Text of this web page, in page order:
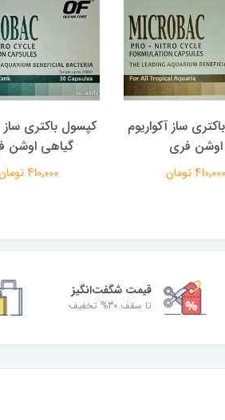
ساز آکواریوم
اوشن فری
410,000 تومان
کپسول باکتری ساز
گیاهی اوشن
410,000 تومان
قیمت شگفت‌انگیز
تا سقف 30% تخفیف